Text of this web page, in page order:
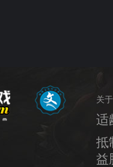
关
适
抵
益